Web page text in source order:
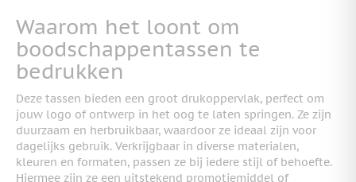
Waarom het loont om
boodschappentassen te
bedrukken
Deze tassen bieden een groot drukoppervlak, perfect om
jouw logo of ontwerp in het oog te laten springen. Ze zijn
duurzaam en herbruikbaar, waardoor ze ideaal zijn voor
dagelijks gebruik. Verkrijgbaar in diverse materialen,
kleuren en formaten, passen ze bij iedere stijl of behoefte.
Hiermee zijn ze een uitstekend promotiemiddel of